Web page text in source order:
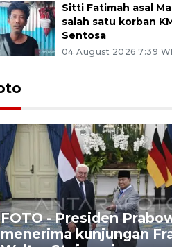
Sitti Fatimah asal
salah satu korban
Sentosa
04 August 2026 7:39
FOTO - Presiden
menerima kunjungan